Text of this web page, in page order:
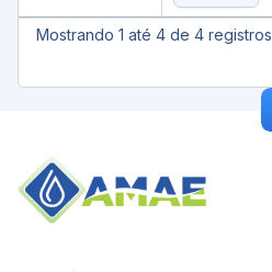
Mostrando 1 até 4 de 4 registros